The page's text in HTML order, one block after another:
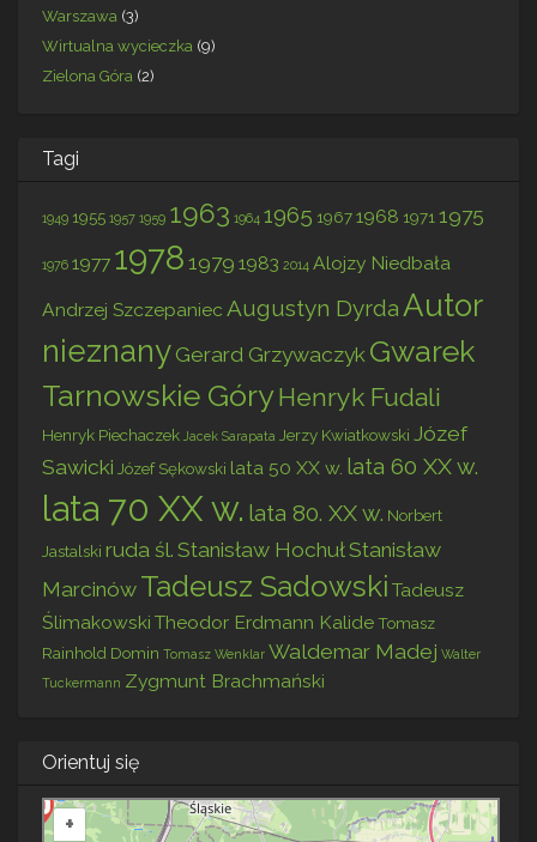
Warszawa (3)
Wirtualna wycieczka (9)
Zielona Góra (2)
Tagi
1949 1955 1957 1959 1963 1964 1965 19671968 1971 1975
1976 1977 1978 1979 1983 2014 Alojzy Niedbała
Andrzej Szczepaniec Augustyn Dyrda Autor
nieznany Gerard Grzywaczyk Gwarek
Tarnowskie GóryHenryk Fudali
Henryk Piechaczek Jacek Sarapata Jerzy Kwiatkowski Józef
Sawicki Józef Sękowski lata 50 XX w. lata 60 XX w.
lata 70 XX w. lata 80. XX w. Norbert
Jastalski ruda śl. Stanisław HochułStanisław
Marcinów Tadeusz Sadowski Tadeusz
Ślimakowski Theodor Erdmann KalideTomasz
Rainhold Domin Tomasz Wenklar Waldemar Madej Walter
Tuckermann Zygmunt Brachmański
Orientuj się
+